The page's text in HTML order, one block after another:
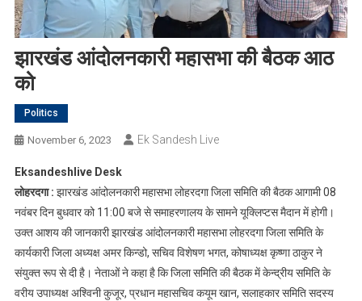
झारखंड आंदोलनकारी महासभा की बैठक आठ
को
Politics
November 6, 2023 Ek Sandesh Live
Eksandeshlive Desk
लोहरदगा : झारखंड आंदोलनकारी महासभा लोहरदगा जिला समिति की बैठक आगामी 08
नवंबर दिन बुधवार को 11:00 बजे से समाहरणालय के सामने यूक्लिप्टस मैदान में होगी।
उक्त आशय की जानकारी झारखंड आंदोलनकारी महासभा लोहरदगा जिला समिति के
कार्यकारी जिला अध्यक्ष अमर किन्डो, सचिव विशेषण भगत, कोषाध्यक्ष कृष्णा ठाकुर ने
संयुक्त रूप से दी है। नेताओं ने कहा है कि जिला समिति की बैठक में केन्द्रीय समिति के
वरीय उपाध्यक्ष अश्विनी कुजूर, प्रधान महासचिव कयूम खान, सलाहकार समिति सदस्य